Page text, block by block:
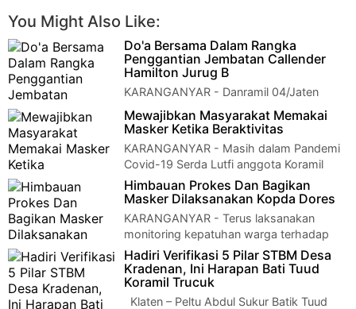
You Might Also Like:
Do'a Bersama Dalam Rangka
Penggantian Jembatan Callender
Hamilton Jurug B
KARANGANYAR - Danramil 04/Jaten
Kapten Inf Abdul Hanan Harmain mewakili
Komandan Kodim 0727/Karanganyar Letkol Inf Andri…
Mewajibkan Masyarakat Memakai
Masker Ketika Beraktivitas
KARANGANYAR - Masih dalam Pandemi
Covid-19 Serda Lutfi anggota Koramil
16/Colomadu melaksanakan anjuran Pemerintah dalam…
Himbauan Prokes Dan Bagikan
Masker Dilaksanakan Kopda Dores
KARANGANYAR - Terus laksanakan
monitoring kepatuhan warga terhadap
prokes Covid-19, anggota Koramil 03/Kebakkramat Kopda…
Hadiri Verifikasi 5 Pilar STBM Desa
Kradenan, Ini Harapan Bati Tuud
Koramil Trucuk
Klaten – Peltu Abdul Sukur Batik Tuud